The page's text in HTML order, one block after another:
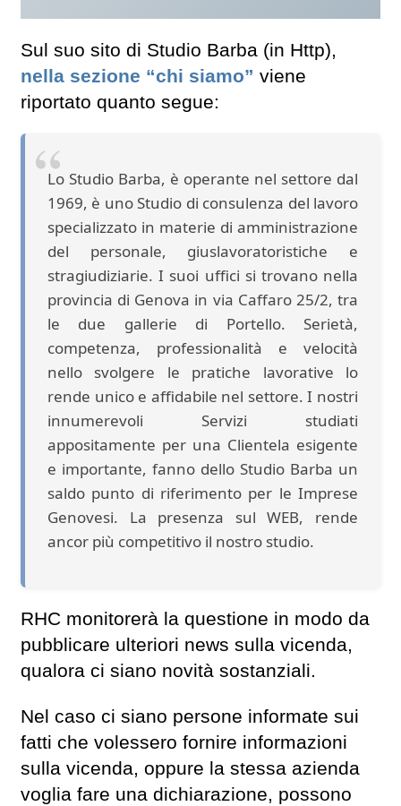
Sul suo sito di Studio Barba (in Http),
nella sezione “chi siamo” viene
riportato quanto segue:
Lo Studio Barba, è operante nel settore dal
1969, è uno Studio di consulenza del lavoro
specializzato in materie di amministrazione
del personale, giuslavoratoristiche e
stragiudiziarie. I suoi uffici si trovano nella
provincia di Genova in via Caffaro 25/2, tra
le due gallerie di Portello. Serietà,
competenza, professionalità e velocità
nello svolgere le pratiche lavorative lo
rende unico e affidabile nel settore. I nostri
innumerevoli Servizi studiati
appositamente per una Clientela esigente
e importante, fanno dello Studio Barba un
saldo punto di riferimento per le Imprese
Genovesi. La presenza sul WEB, rende
ancor più competitivo il nostro studio.
RHC monitorerà la questione in modo da
pubblicare ulteriori news sulla vicenda,
qualora ci siano novità sostanziali.
Nel caso ci siano persone informate sui
fatti che volessero fornire informazioni
sulla vicenda, oppure la stessa azienda
voglia fare una dichiarazione, possono